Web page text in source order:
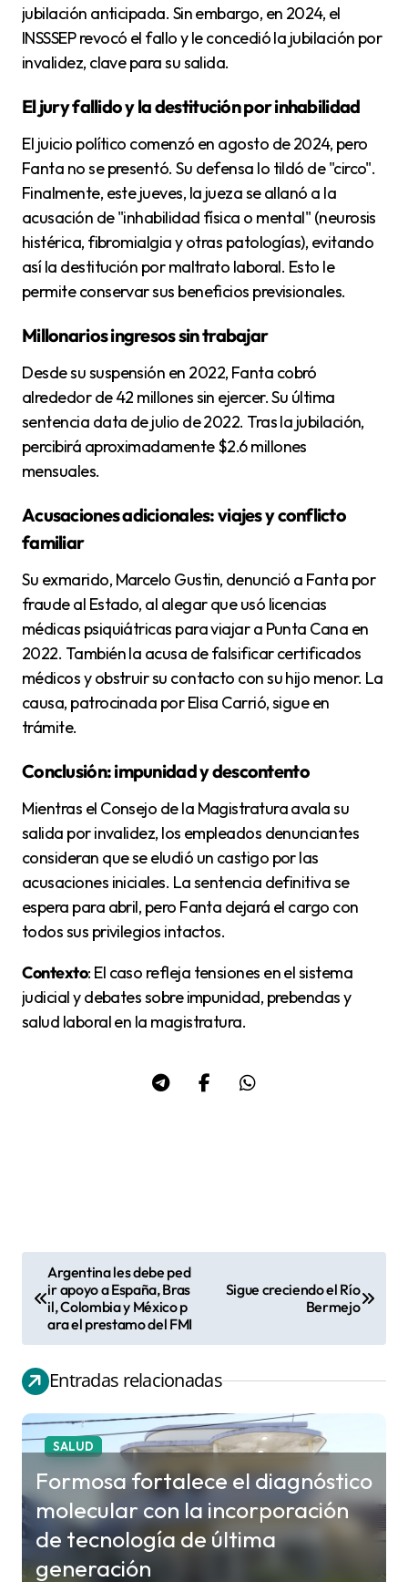
jubilación anticipada. Sin embargo, en 2024, el
INSSSEP revocó el fallo y le concedió la jubilación por
invalidez, clave para su salida.
El jury fallido y la destitución por inhabilidad
El juicio político comenzó en agosto de 2024, pero
Fanta no se presentó. Su defensa lo tildó de "circo".
Finalmente, este jueves, la jueza se allanó a la
acusación de "inhabilidad física o mental" (neurosis
histérica, fibromialgia y otras patologías), evitando
así la destitución por maltrato laboral. Esto le
permite conservar sus beneficios previsionales.
Millonarios ingresos sin trabajar
Desde su suspensión en 2022, Fanta cobró
alrededor de 42 millones sin ejercer. Su última
sentencia data de julio de 2022. Tras la jubilación,
percibirá aproximadamente $2.6 millones
mensuales.
Acusaciones adicionales: viajes y conflicto
familiar
Su exmarido, Marcelo Gustin, denunció a Fanta por
fraude al Estado, al alegar que usó licencias
médicas psiquiátricas para viajar a Punta Cana en
2022. También la acusa de falsificar certificados
médicos y obstruir su contacto con su hijo menor. La
causa, patrocinada por Elisa Carrió, sigue en
trámite.
Conclusión: impunidad y descontento
Mientras el Consejo de la Magistratura avala su
salida por invalidez, los empleados denunciantes
consideran que se eludió un castigo por las
acusaciones iniciales. La sentencia definitiva se
espera para abril, pero Fanta dejará el cargo con
todos sus privilegios intactos.
Contexto: El caso refleja tensiones en el sistema
judicial y debates sobre impunidad, prebendas y
salud laboral en la magistratura.
v
e
g
a
c
ó
n
d
Argentina les debe ped
ir apoyo a España, Bras
il, Colombia y México p
ara el prestamo del FMI
Sigue creciendo el Río
Bermejo
Entradas relacionadas
SALUD
Formosa fortalece el diagnóstico
molecular con la incorporación
de tecnología de última
generación